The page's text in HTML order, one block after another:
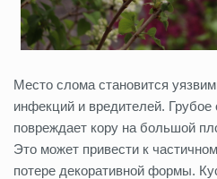
Место слома становится
инфекций и вредителей.
повреждает кору на большой
Это может привести к
потере декоративной формы.